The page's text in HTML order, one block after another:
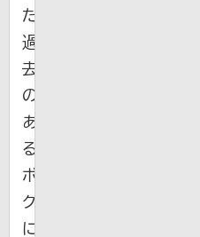
た
過
去
の
あ
る
ボ
ク
に